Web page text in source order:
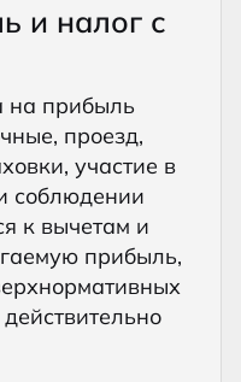
и налог с
на прибыль
проезд,
участие в
соблюдении
к вычетам и
прибыль,